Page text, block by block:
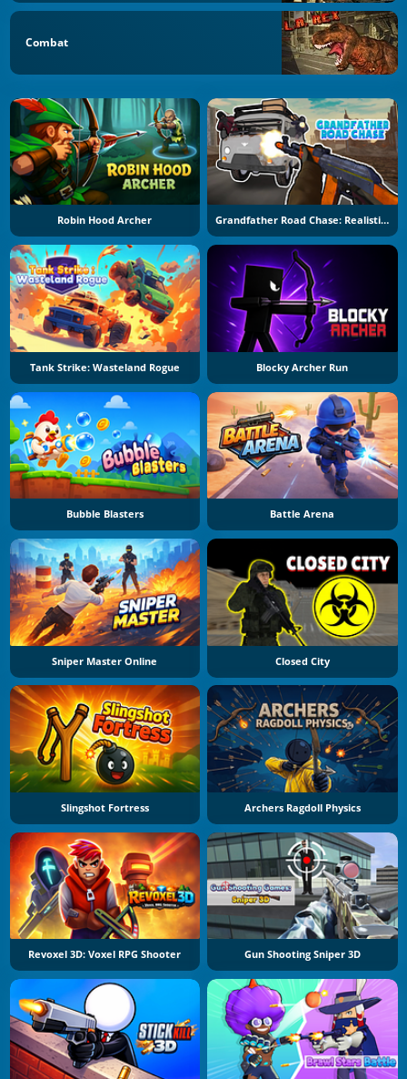
Combat
Robin Hood Archer Grandfather Road Chase: Realistic Shooter
Tank Strike: Wasteland Rogue Blocky Archer Run
Bubble Blasters Battle Arena
Sniper Master Online Closed City
Slingshot Fortress Archers Ragdoll Physics
Revoxel 3D: Voxel RPG Shooter Gun Shooting Sniper 3D